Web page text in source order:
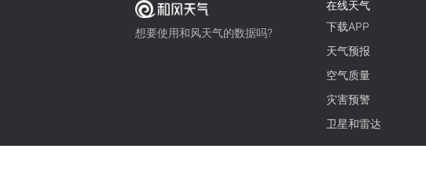
想要使用和风天气的数据吗?
在线天气
下载APP
天气预报
空气质量
灾害预警
卫星和雷达